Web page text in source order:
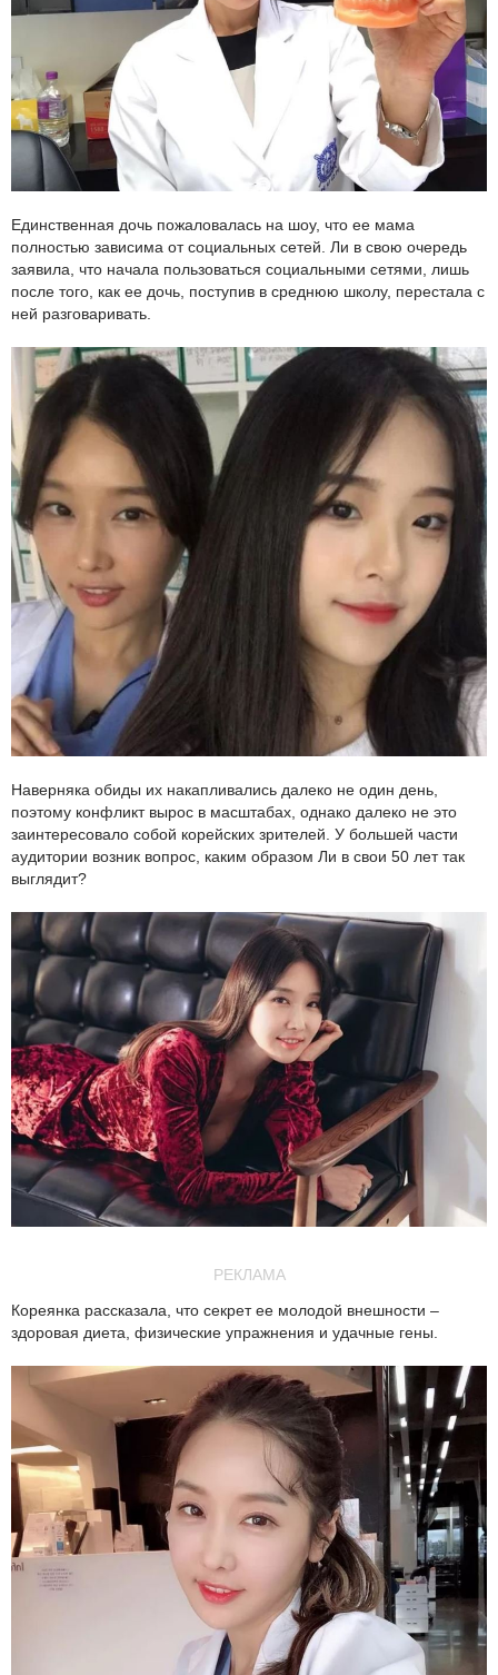
Единственная дочь пожаловалась на шоу, что ее мама
полностью зависима от социальных сетей. Ли в свою очередь
заявила, что начала пользоваться социальными сетями, лишь
после того, как ее дочь, поступив в среднюю школу, перестала с
ней разговаривать.
Наверняка обиды их накапливались далеко не один день,
поэтому конфликт вырос в масштабах, однако далеко не это
заинтересовало собой корейских зрителей. У большей части
аудитории возник вопрос, каким образом Ли в свои 50 лет так
выглядит?
РЕКЛАМА
Кореянка рассказала, что секрет ее молодой внешности –
здоровая диета, физические упражнения и удачные гены.